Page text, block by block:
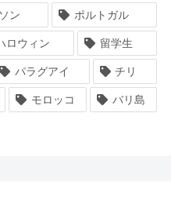
ン ポルトガル
ロウィン 留学生
パラグアイ チリ
モロッコ バリ島